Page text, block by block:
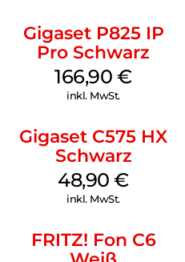
Gigaset P825 IP
Pro Schwarz
166,90€
inkl. MwSt.
Gigaset C575 HX
Schwarz
48,90€
inkl. MwSt.
FRITZ! Fon C6